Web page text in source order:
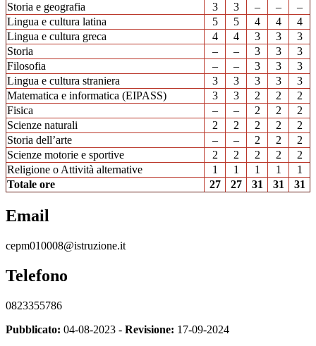
Storia e geografia
3 3 – –
–
Lingua e cultura latina
5 5 4 4
4
Lingua e cultura greca
4 4 3 3
3
Storia
– – 3 3
3
Filosofia
– – 3 3
3
Lingua e cultura straniera
3 3 3 3
3
Matematica e informatica (EIPASS)
3 3 2 2
2
Fisica
– – 2 2
2
Scienze naturali
2 2 2 2
2
Storia dell’arte
– – 2 2
2
Scienze motorie e sportive
2 2 2 2
2
Religione o Attività alternative
1 1 1 1
1
Totale ore
27 27 31 31 31
Email
cepm010008@istruzione.it
Telefono
0823355786
Pubblicato: 04-08-2023 - Revisione: 17-09-2024